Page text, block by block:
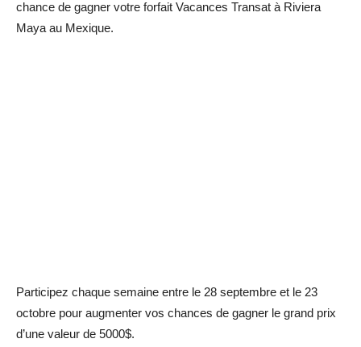
chance de gagner votre forfait Vacances Transat à Riviera
Maya au Mexique.
Participez chaque semaine entre le 28 septembre et le 23
octobre pour augmenter vos chances de gagner le grand prix
d’une valeur de 5000$.